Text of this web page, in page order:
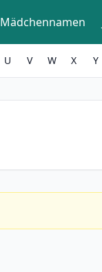
Mädchennamen
U V W X Y